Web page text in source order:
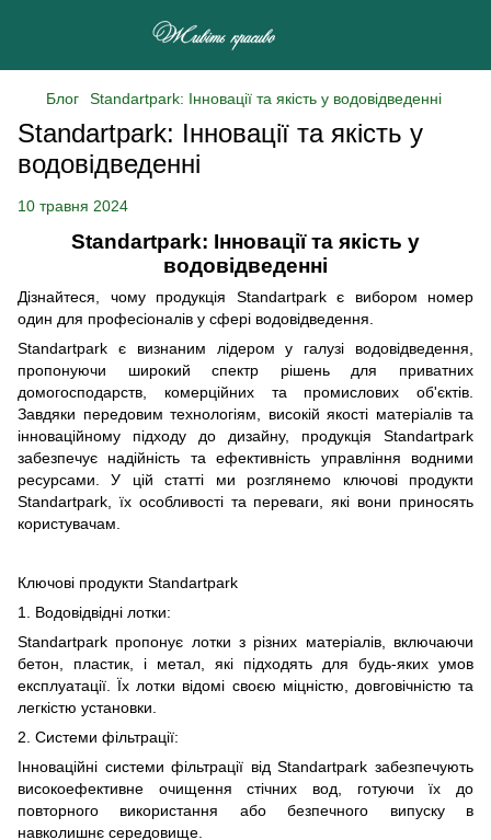
Блог Standartpark: Інновації та якість у водовідведенні
Standartpark: Інновації та якість у
водовідведенні
10 травня 2024
Standartpark: Інновації та якість у
водовідведенні
Дізнайтеся, чому продукція Standartpark є вибором номер
один для професіоналів у сфері водовідведення.
Standartpark є визнаним лідером у галузі водовідведення,
пропонуючи широкий спектр рішень для приватних
домогосподарств, комерційних та промислових об'єктів.
Завдяки передовим технологіям, високій якості матеріалів та
інноваційному підходу до дизайну, продукція Standartpark
забезпечує надійність та ефективність управління водними
ресурсами. У цій статті ми розглянемо ключові продукти
Standartpark, їх особливості та переваги, які вони приносять
користувачам.
Ключові продукти Standartpark
1. Водовідвідні лотки:
Standartpark пропонує лотки з різних матеріалів, включаючи
бетон, пластик, і метал, які підходять для будь-яких умов
експлуатації. Їх лотки відомі своєю міцністю, довговічністю та
легкістю установки.
2. Системи фільтрації:
Інноваційні системи фільтрації від Standartpark забезпечують
високоефективне очищення стічних вод, готуючи їх до
повторного використання або безпечного випуску в
навколишнє середовище.